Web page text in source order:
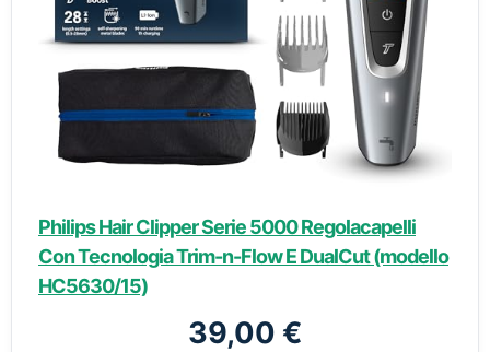
Philips Hair Clipper Serie 5000 Regolacapelli
Con Tecnologia Trim-n-Flow E DualCut (modello
HC5630/15)
39,00 €